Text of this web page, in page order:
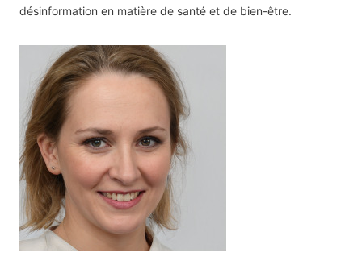
désinformation en matière de santé et de bien-être.